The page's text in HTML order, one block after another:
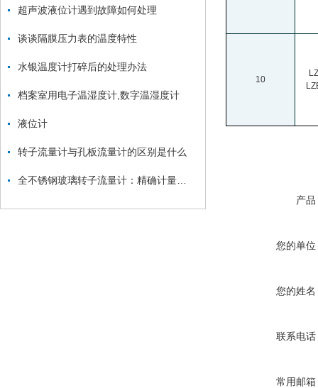
超声波液位计遇到故障如何处理
谈谈隔膜压力表的温度特性
水银温度计打碎后的处理办法
档案室用电子温湿度计,数字温湿度计
液位计
转子流量计与孔板流量计的区别是什么
10
产品
您的单位
您的姓名
联系电话
常用邮箱